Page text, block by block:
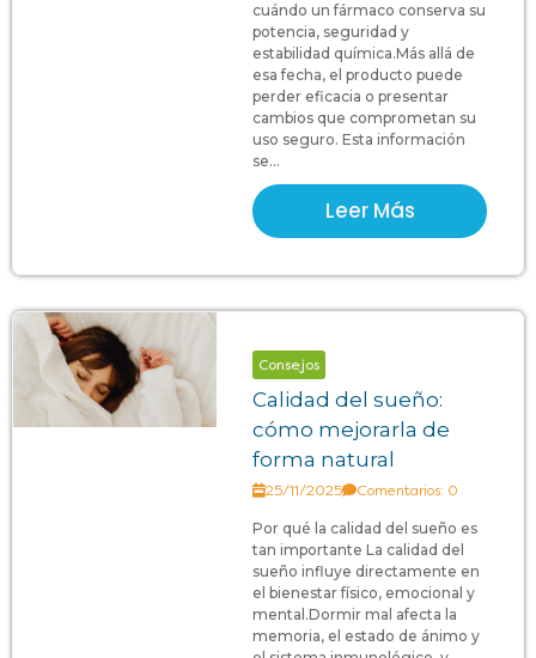
cuándo un fármaco conserva su
potencia, seguridad y
estabilidad química.Más allá de
esa fecha, el producto puede
perder eficacia o presentar
cambios que comprometan su
uso seguro. Esta información
se...
Leer Más
Consejos
Calidad del sueño:
cómo mejorarla de
forma natural
25/11/2025 Comentarios: 0
Por qué la calidad del sueño es
tan importante La calidad del
sueño influye directamente en
el bienestar físico, emocional y
mental.Dormir mal afecta la
memoria, el estado de ánimo y